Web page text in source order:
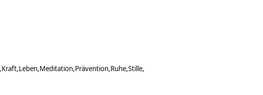
Kraft Leben Meditation Prävention Ruhe Stille